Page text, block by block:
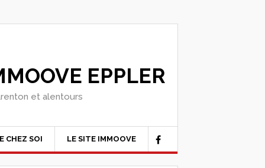
EPPLER
et alentours
CHEZ SOI LE SITE IMMOOVE